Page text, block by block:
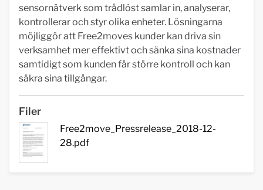
sensornätverk som trådlöst samlar in, analyserar,
kontrollerar och styr olika enheter. Lösningarna
möjliggör att Free2moves kunder kan driva sin
verksamhet mer effektivt och sänka sina kostnader
samtidigt som kunden får större kontroll och kan
säkra sina tillgångar.
Filer
Free2move_Pressrelease_2018-12-
28.pdf